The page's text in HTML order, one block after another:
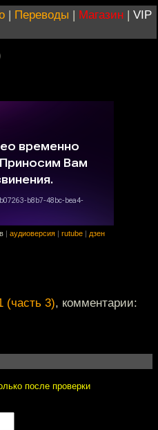
| Переводы | Магазин | VIP
аудиоверсия rutube дзен
(часть 3), комментарии:
после проверки